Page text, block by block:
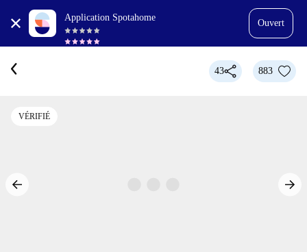
Application Spotahome
Ouvert
43 883
VÉRIFIÉ